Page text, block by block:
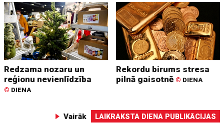
Redzama nozaru un
reģionu nevienlīdzība
© DIENA
Rekordu birums stresa
pilnā gaisotnē © DIENA
Vairāk LAIKRAKSTA DIENA PUBLIKĀCIJAS